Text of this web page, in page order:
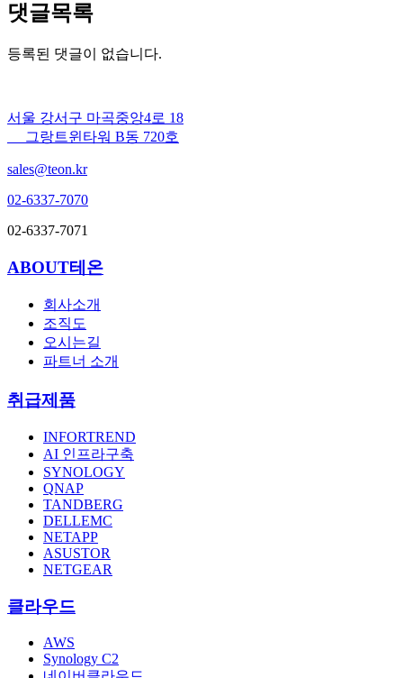
댓글목록
등록된 댓글이 없습니다.
서울 강서구 마곡중앙4로 18
그랑트윈타워 B동 720호
sales@teon.kr
02-6337-7070
02-6337-7071
ABOUT테온
회사소개
조직도
오시는길
파트너 소개
취급제품
INFORTREND
AI 인프라구축
SYNOLOGY
QNAP
TANDBERG
DELLEMC
NETAPP
ASUSTOR
NETGEAR
클라우드
AWS
Synology C2